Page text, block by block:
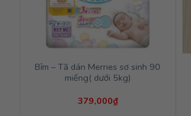
Bỉm – Tã dán Merries sơ sinh 90
miếng( dưới 5kg)
379,000₫